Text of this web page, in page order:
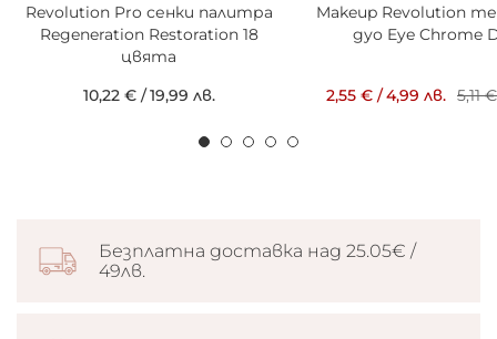
Revolution Pro сенки палитра
Regeneration Restoration 18
цвята
10,22 €/19,99 лв.
Makeup Revolution
дуо Eye Chrome
2,55 € /4,99 лв. 5,11 €
Безплатна доставка над 25.05€ /
49лв.